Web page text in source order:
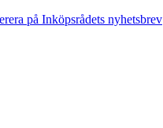
på Inköpsrådets nyhetsbrev